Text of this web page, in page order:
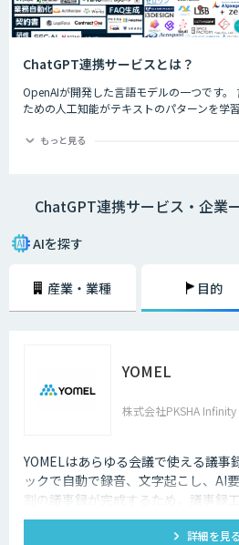
ChatGPT連携サービスとは？
OpenAIが開発した言語モデルの一つです。
ための人工知能がテキストのパターンを学
ChatGPTの最大の特徴として、人間との自
もっと見る
ChatGPT連携サービス・企業
AIを探す
産業・業種 目的
YOMEL
株式会社PKSHA Infinity
YOMELはあらゆる会議で使える議事
ックで自動で録音、文字起こし、AI
割の議事録が完成するため、議事録
す。
詳細を見る